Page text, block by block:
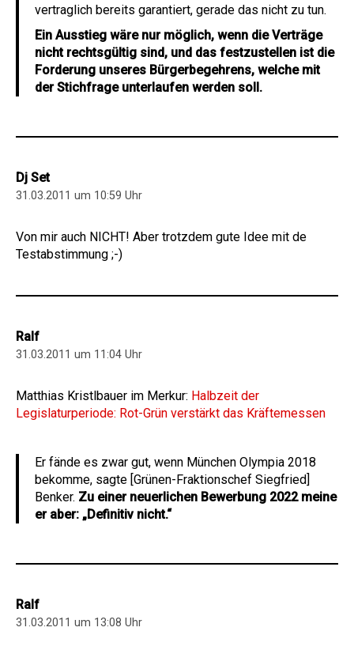
vertraglich bereits garantiert, gerade das nicht zu tun.
Ein Ausstieg wäre nur möglich, wenn die Verträge
nicht rechtsgültig sind, und das festzustellen ist die
Forderung unseres Bürgerbegehrens, welche mit
der Stichfrage unterlaufen werden soll.
Dj Set
31.03.2011 um 10:59 Uhr
Von mir auch NICHT! Aber trotzdem gute Idee mit de
Testabstimmung ;-)
Ralf
31.03.2011 um 11:04 Uhr
Matthias Kristlbauer im Merkur: Halbzeit der
Legislaturperiode: Rot-Grün verstärkt das Kräftemessen
Er fände es zwar gut, wenn München Olympia 2018
bekomme, sagte [Grünen-Fraktionschef Siegfried]
Benker. Zu einer neuerlichen Bewerbung 2022 meine
er aber: „Definitiv nicht.“
Ralf
31.03.2011 um 13:08 Uhr